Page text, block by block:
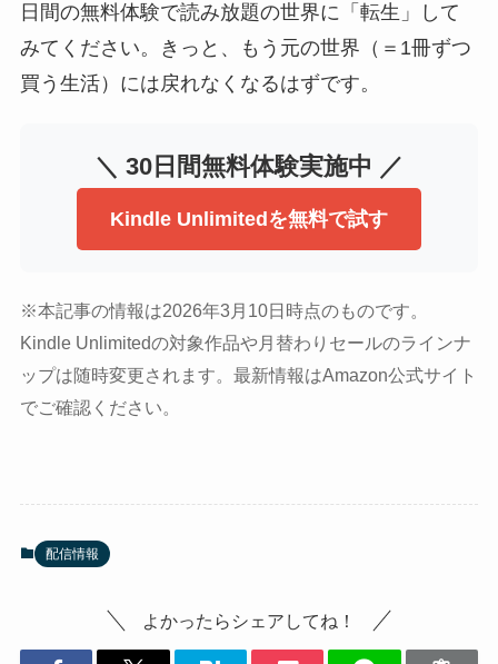
日間の無料体験で読み放題の世界に「転生」して
みてください。きっと、もう元の世界（＝1冊ずつ
買う生活）には戻れなくなるはずです。
＼ 30日間無料体験実施中 ／
Kindle Unlimitedを無料で試す
※本記事の情報は2026年3月10日時点のものです。
Kindle Unlimitedの対象作品や月替わりセールのラインナ
ップは随時変更されます。最新情報はAmazon公式サイト
でご確認ください。
配信情報
よかったらシェアしてね！